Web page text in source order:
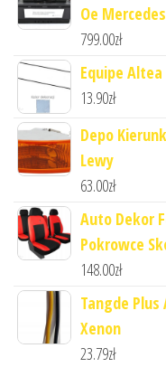
Oe Mercedes
799.00zł
Equipe
13.90zł
Depo
Lewy
63.00zł
Auto Dekor
Pokrowce
148.00zł
Tangde
Xenon
23.79zł